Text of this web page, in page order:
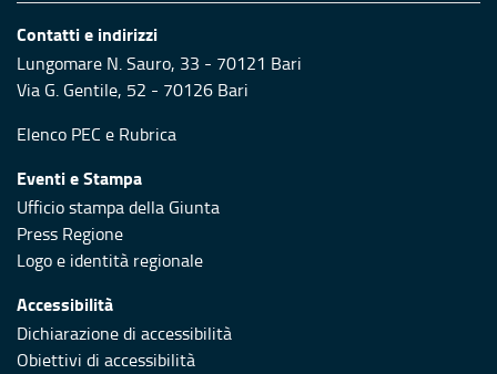
Contatti e indirizzi
Lungomare N. Sauro, 33 - 70121 Bari
Via G. Gentile, 52 - 70126 Bari
Elenco PEC e Rubrica
Eventi e Stampa
Ufficio stampa della Giunta
Press Regione
Logo e identità regionale
Accessibilità
Dichiarazione di accessibilità
Obiettivi di accessibilità